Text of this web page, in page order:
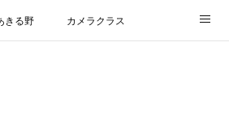
きる野 カメラクラス